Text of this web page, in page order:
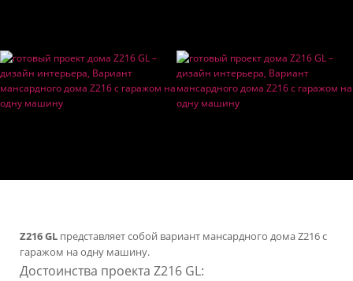
Z216 GL представляет собой вариант мансардного дома Z216 с
гаражом на одну машину.
Достоинства проекта Z216 GL: